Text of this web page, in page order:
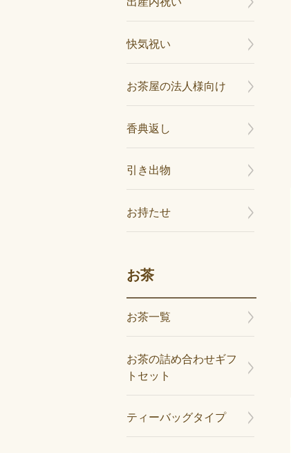
快気祝い
お茶屋の法人様向け
香典返し
引き出物
お持たせ
お茶
お茶一覧
お茶の詰め合わせギフ
トセット
ティーバッグタイプ